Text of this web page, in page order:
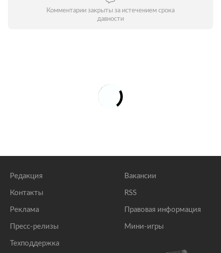
Комментарии закрыты за истечением срока
давности
Редакция
Контакты
Реклама
Пресс-релизы
Техподдержка
Вакансии
RSS
Правовая информация
Мини-игры